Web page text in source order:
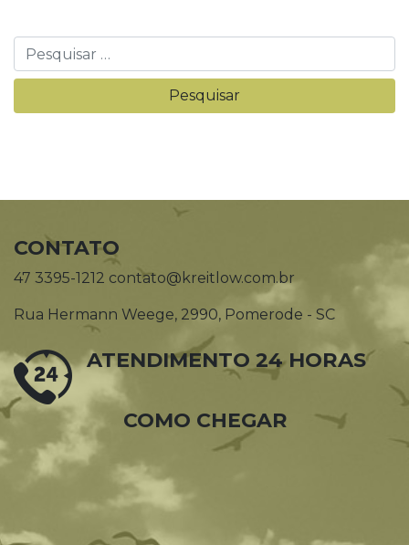
CONTATO
47 3395-1212 contato@kreitlow.com.br
Rua Hermann Weege, 2990, Pomerode - SC
ATENDIMENTO 24 HORAS
COMO CHEGAR